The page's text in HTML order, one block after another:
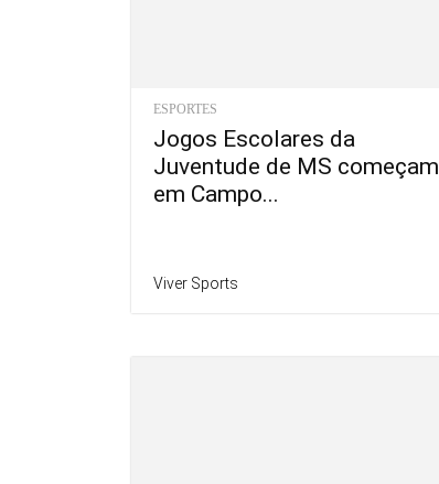
ESPORTES
Jogos Escolares da
Juventude de MS começam
em Campo...
Viver Sports